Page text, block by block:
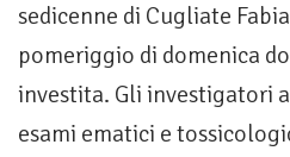
sedicenne di Cugliate
pomeriggio di domenica
investita. Gli investigatori
esami ematici e